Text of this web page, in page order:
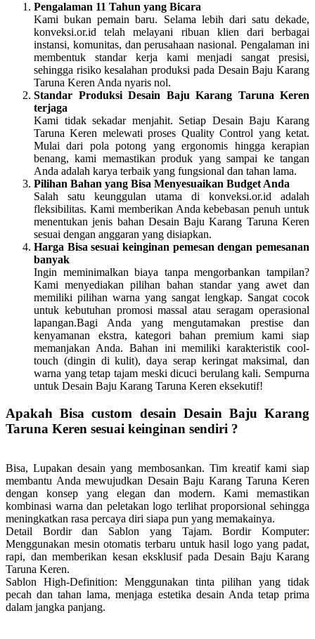
Pengalaman 11 Tahun yang Bicara
Kami bukan pemain baru. Selama lebih dari satu dekade,
konveksi.or.id telah melayani ribuan klien dari berbagai
instansi, komunitas, dan perusahaan nasional. Pengalaman ini
membentuk standar kerja kami menjadi sangat presisi,
sehingga risiko kesalahan produksi pada Desain Baju Karang
Taruna Keren Anda nyaris nol.
Standar Produksi Desain Baju Karang Taruna Keren
terjaga
Kami tidak sekadar menjahit. Setiap Desain Baju Karang
Taruna Keren melewati proses Quality Control yang ketat.
Mulai dari pola potong yang ergonomis hingga kerapian
benang, kami memastikan produk yang sampai ke tangan
Anda adalah karya terbaik yang fungsional dan tahan lama.
Pilihan Bahan yang Bisa Menyesuaikan Budget Anda
Salah satu keunggulan utama di konveksi.or.id adalah
fleksibilitas. Kami memberikan Anda kebebasan penuh untuk
menentukan jenis bahan Desain Baju Karang Taruna Keren
sesuai dengan anggaran yang disiapkan.
Harga Bisa sesuai keinginan pemesan dengan pemesanan
banyak
Ingin meminimalkan biaya tanpa mengorbankan tampilan?
Kami menyediakan pilihan bahan standar yang awet dan
memiliki pilihan warna yang sangat lengkap. Sangat cocok
untuk kebutuhan promosi massal atau seragam operasional
lapangan.Bagi Anda yang mengutamakan prestise dan
kenyamanan ekstra, kategori bahan premium kami siap
memanjakan Anda. Bahan ini memiliki karakteristik cool-
touch (dingin di kulit), daya serap keringat maksimal, dan
warna yang tetap tajam meski dicuci berulang kali. Sempurna
untuk Desain Baju Karang Taruna Keren eksekutif!
Apakah Bisa custom desain Desain Baju Karang
Taruna Keren sesuai keinginan sendiri ?
Bisa, Lupakan desain yang membosankan. Tim kreatif kami siap
membantu Anda mewujudkan Desain Baju Karang Taruna Keren
dengan konsep yang elegan dan modern. Kami memastikan
kombinasi warna dan peletakan logo terlihat proporsional sehingga
meningkatkan rasa percaya diri siapa pun yang memakainya.
Detail Bordir dan Sablon yang Tajam.Bordir Komputer:
Menggunakan mesin otomatis terbaru untuk hasil logo yang padat,
rapi, dan memberikan kesan eksklusif pada Desain Baju Karang
Taruna Keren.
Sablon High-Definition: Menggunakan tinta pilihan yang tidak
pecah dan tahan lama, menjaga estetika desain Anda tetap prima
dalam jangka panjang.